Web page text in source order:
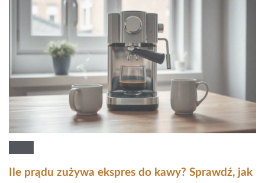
Ile prądu zużywa ekspres do kawy? Sprawdź, jak